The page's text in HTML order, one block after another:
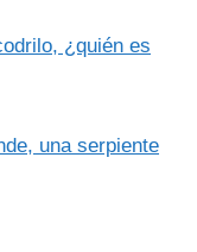
¿quién es
una serpiente